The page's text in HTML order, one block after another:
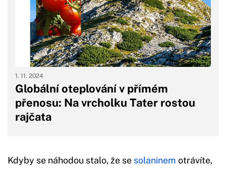
Globální oteplování v přímém
přenosu: Na vrcholku Tater rostou
rajčata
1. 11. 2024
Kdyby se náhodou stalo, že se solaninem otrávíte,